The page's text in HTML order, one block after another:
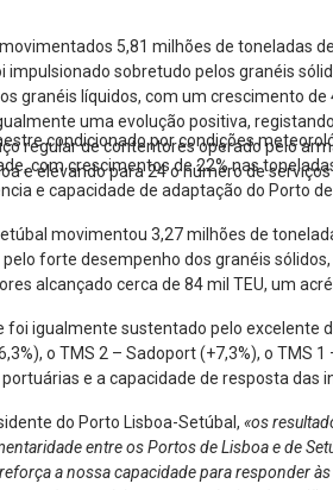
5,81 milhões de toneladas
impulsionado sobretudo pelos granéis
granéis líquidos, com um crescimento
uma evolução positiva,
regular de contentores operado pelo
e elevando para 24 o número de
condicionado por condições
com crescimentos de 22% nas
e capacidade de adaptação do Porto
movimentou 3,27 milhões de
forte desempenho dos granéis
alcançado cerca de 84 mil TEU, um
foi igualmente sustentado pelo excelente
o TMS 2 – Sadoport (+7,3%), o TMS
e a capacidade de resposta
do Porto Lisboa-Setúbal, «os
entre os Portos de Lisboa e de
a nossa capacidade para responder